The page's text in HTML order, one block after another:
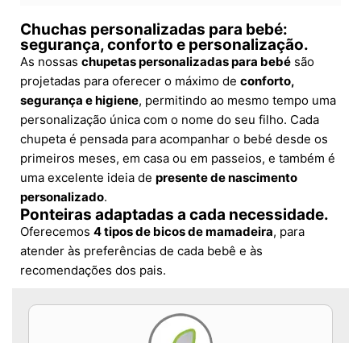
Chuchas personalizadas para bebé:
segurança, conforto e personalização.
As nossas chupetas personalizadas para bebé são
projetadas para oferecer o máximo de conforto,
segurança e higiene, permitindo ao mesmo tempo uma
personalização única com o nome do seu filho. Cada
chupeta é pensada para acompanhar o bebé desde os
primeiros meses, em casa ou em passeios, e também é
uma excelente ideia de presente de nascimento
personalizado.
Ponteiras adaptadas a cada necessidade.
Oferecemos 4 tipos de bicos de mamadeira, para
atender às preferências de cada bebê e às
recomendações dos pais.